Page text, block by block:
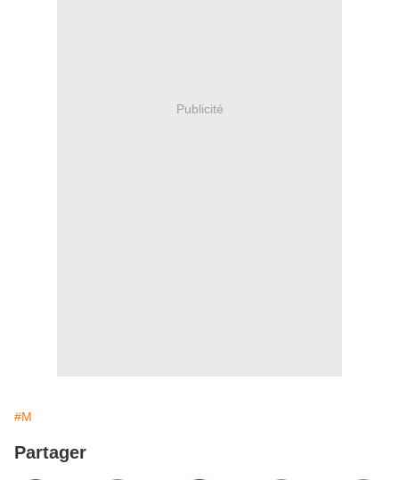
Publicité
#M
Partager